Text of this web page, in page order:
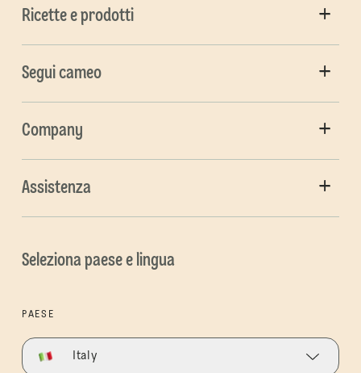
Ricette e prodotti
Segui cameo
Company
Assistenza
Seleziona paese e lingua
PAESE
Italy